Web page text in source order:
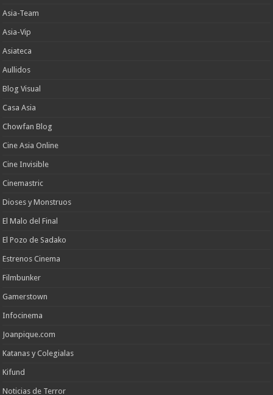
Asia-Team
Asia-Vip
Asiateca
Aullidos
Blog Visual
Casa Asia
Chowfan Blog
Cine Asia Online
Cine Invisible
Cinemastric
Dioses y Monstruos
El Malo del Final
El Pozo de Sadako
Estrenos Cinema
Filmbunker
Gamerstown
Infocinema
Joanpique.com
Katanas y Colegialas
Kifund
Noticias de Terror